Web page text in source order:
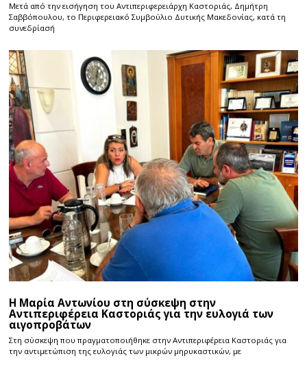
Μετά από την εισήγηση του Αντιπεριφερειάρχη Καστοριάς, Δημήτρη
Σαββόπουλου, το Περιφερειακό Συμβούλιο Δυτικής Μακεδονίας, κατά τη
συνεδρίασή
Η Μαρία Αντωνίου στη σύσκεψη στην
Αντιπεριφέρεια Καστοριάς για την ευλογιά των
αιγοπροβάτων
Στη σύσκεψη που πραγματοποιήθηκε στην Αντιπεριφέρεια Καστοριάς για
την αντιμετώπιση της ευλογιάς των μικρών μηρυκαστικών, με